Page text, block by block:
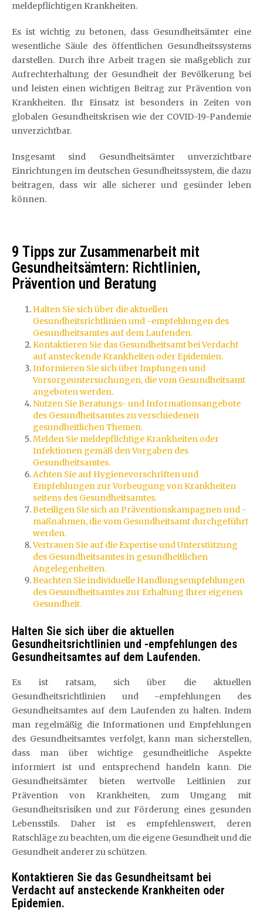
meldepflichtigen Krankheiten.
Es ist wichtig zu betonen, dass Gesundheitsämter eine
wesentliche Säule des öffentlichen Gesundheitssystems
darstellen. Durch ihre Arbeit tragen sie maßgeblich zur
Aufrechterhaltung der Gesundheit der Bevölkerung bei
und leisten einen wichtigen Beitrag zur Prävention von
Krankheiten. Ihr Einsatz ist besonders in Zeiten von
globalen Gesundheitskrisen wie der COVID-19-Pandemie
unverzichtbar.
Insgesamt sind Gesundheitsämter unverzichtbare
Einrichtungen im deutschen Gesundheitssystem, die dazu
beitragen, dass wir alle sicherer und gesünder leben
können.
9 Tipps zur Zusammenarbeit mit
Gesundheitsämtern: Richtlinien,
Prävention und Beratung
Halten Sie sich über die aktuellen
Gesundheitsrichtlinien und -empfehlungen des
Gesundheitsamtes auf dem Laufenden.
Kontaktieren Sie das Gesundheitsamt bei Verdacht
auf ansteckende Krankheiten oder Epidemien.
Informieren Sie sich über Impfungen und
Vorsorgeuntersuchungen, die vom Gesundheitsamt
angeboten werden.
Nutzen Sie Beratungs- und Informationsangebote
des Gesundheitsamtes zu verschiedenen
gesundheitlichen Themen.
Melden Sie meldepflichtige Krankheiten oder
Infektionen gemäß den Vorgaben des
Gesundheitsamtes.
Achten Sie auf Hygienevorschriften und
Empfehlungen zur Vorbeugung von Krankheiten
seitens des Gesundheitsamtes.
Beteiligen Sie sich an Präventionskampagnen und -
maßnahmen, die vom Gesundheitsamt durchgeführt
werden.
Vertrauen Sie auf die Expertise und Unterstützung
des Gesundheitsamtes in gesundheitlichen
Angelegenheiten.
Beachten Sie individuelle Handlungsempfehlungen
des Gesundheitsamtes zur Erhaltung Ihrer eigenen
Gesundheit.
Halten Sie sich über die aktuellen
Gesundheitsrichtlinien und -empfehlungen des
Gesundheitsamtes auf dem Laufenden.
Es ist ratsam, sich über die aktuellen
Gesundheitsrichtlinien und -empfehlungen des
Gesundheitsamtes auf dem Laufenden zu halten. Indem
man regelmäßig die Informationen und Empfehlungen
des Gesundheitsamtes verfolgt, kann man sicherstellen,
dass man über wichtige gesundheitliche Aspekte
informiert ist und entsprechend handeln kann. Die
Gesundheitsämter bieten wertvolle Leitlinien zur
Prävention von Krankheiten, zum Umgang mit
Gesundheitsrisiken und zur Förderung eines gesunden
Lebensstils. Daher ist es empfehlenswert, deren
Ratschläge zu beachten, um die eigene Gesundheit und die
Gesundheit anderer zu schützen.
Kontaktieren Sie das Gesundheitsamt bei
Verdacht auf ansteckende Krankheiten oder
Epidemien.